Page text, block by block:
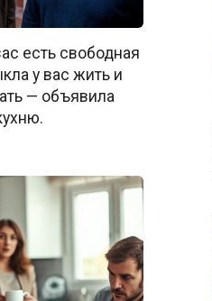
есть свободная
у вас жить и
— объявила